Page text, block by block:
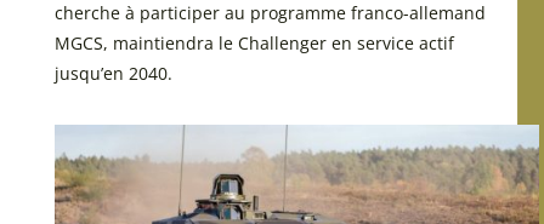
cherche à participer au programme franco-allemand
MGCS, maintiendra le Challenger en service actif
jusqu’en 2040.